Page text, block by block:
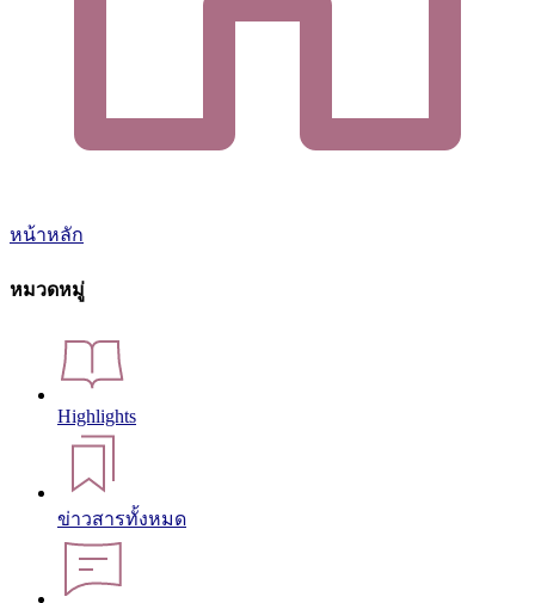
หน้าหลัก
หมวดหมู่
Highlights
ข่าวสารทั้งหมด